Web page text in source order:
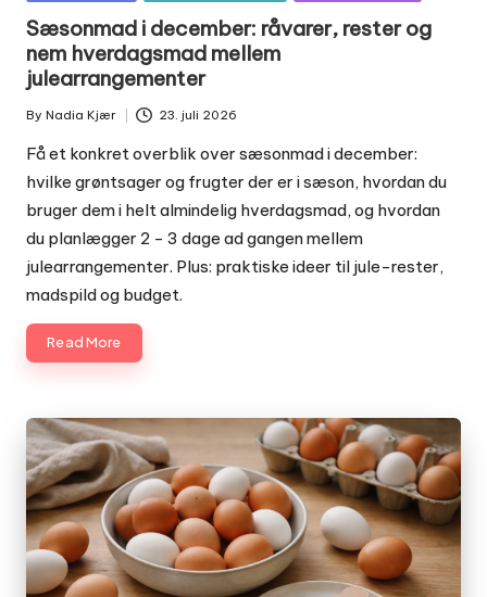
Sæsonmad i december: råvarer, rester og
nem hverdagsmad mellem
julearrangementer
Posted
by
By Nadia Kjær 23. juli 2026
Få et konkret overblik over sæsonmad i december:
hvilke grøntsager og frugter der er i sæson, hvordan du
bruger dem i helt almindelig hverdagsmad, og hvordan
du planlægger 2 - 3 dage ad gangen mellem
julearrangementer. Plus: praktiske ideer til jule-rester,
madspild og budget.
Read More